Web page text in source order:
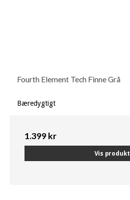
Fourth Element Tech Finne Grå
Bæredygtigt
1.399 kr
Vis produkt